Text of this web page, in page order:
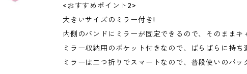
<おすすめポイント2>
大きいサイズのミラー付き!
内側のバンドにミラーが固定できるので、そのまま
ミラー収納用のポケット付きなので、ばらばらに持ち
ミラーは二つ折りでスマートなので、普段使いのバ